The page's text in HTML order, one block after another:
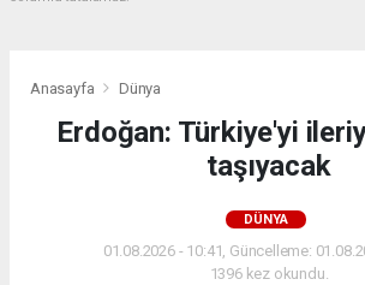
Anasayfa Dünya
Erdoğan: Türkiye'yi
taşıyacak
DÜNYA
01.08.2026 - 10:41, Güncelleme:
1396 kez okundu.